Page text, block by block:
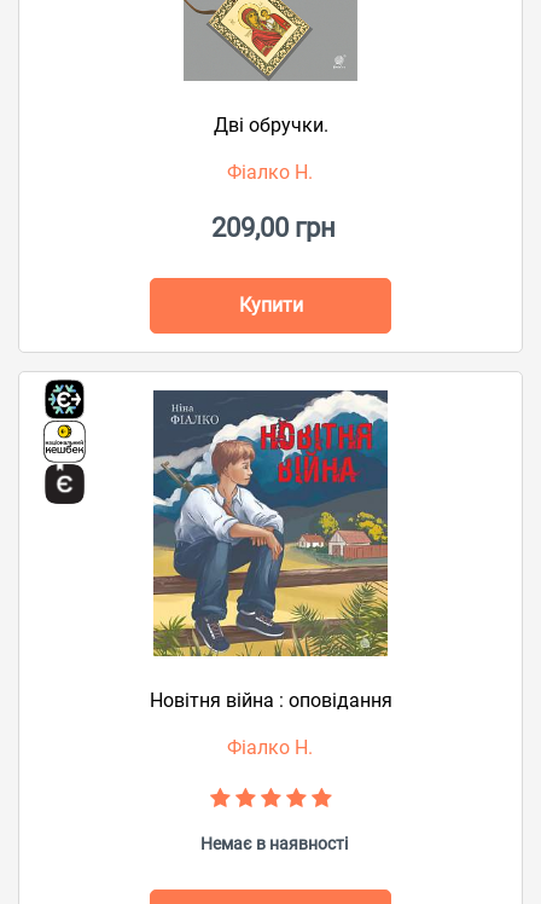
Дві обручки.
Фіалко Н.
209,00 грн
Купити
Новітня війна : оповідання
Фіалко Н.
Немає в наявності